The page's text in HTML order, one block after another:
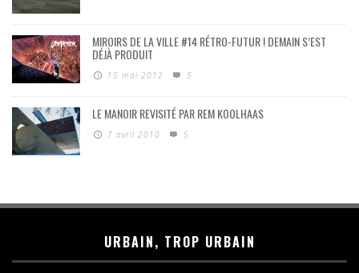
MIROIRS DE LA VILLE #14 RÉTRO-FUTUR ! DEMAIN S’EST
DÉJÀ PRODUIT
15 mai 2012 5
LE MANOIR REVISITÉ PAR REM KOOLHAAS
7 avril 2010 5
URBAIN, TROP URBAIN